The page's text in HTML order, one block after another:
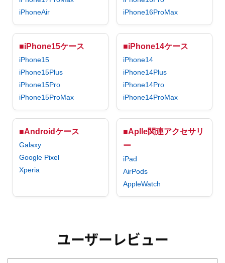
iPhoneAir
iPhone16ProMax
■iPhone15ケース
iPhone15
iPhone15Plus
iPhone15Pro
iPhone15ProMax
■iPhone14ケース
iPhone14
iPhone14Plus
iPhone14Pro
iPhone14ProMax
■Androidケース
Galaxy
Google Pixel
Xperia
■Aplle関連アクセサリ
ー
iPad
AirPods
AppleWatch
ユーザーレビュー